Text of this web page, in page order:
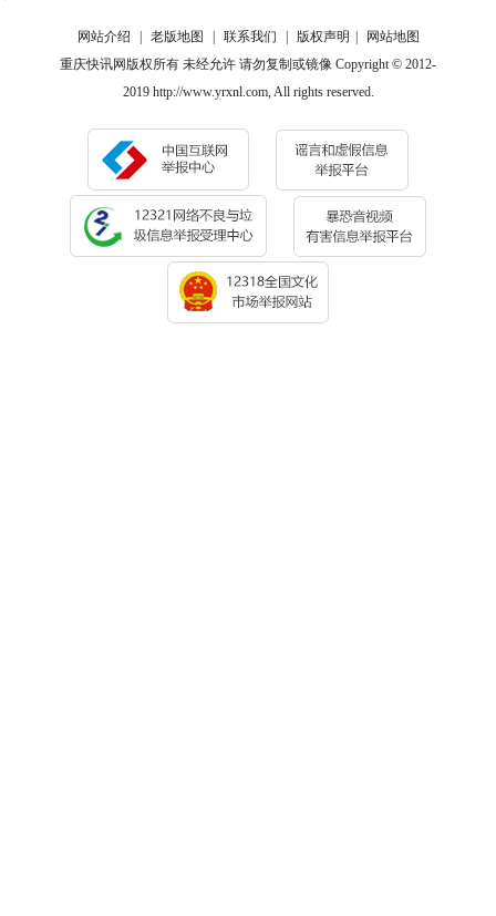
网站介绍 老版地图 联系我们 版权声明
网站地图
重庆快讯网版权所有 未经允许 请勿复制或镜像 Copyright © 2012-
2019 http://www.yrxnl.com, All rights reserved.